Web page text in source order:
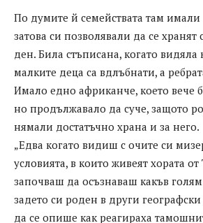
По думите й семействата там имали
затова си позволявали да се
ден. Била стъписана, когато видяла
малките деца са вдлъбнати, а
Имало едно африканче, което вече
но продължавало да суче, защото
нямали достатъчно храна и за него.
„Едва когато видиш с очите си
условията, в които живеят хората от
започваш да осъзнаваш какъв
задето си роден в други
да се опише как реагираха